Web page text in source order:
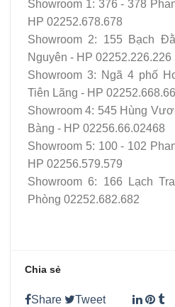
Showroom 1: 376 - 378
HP 02252.678.678
Showroom 2: 155 Bạch
Nguyên - HP 02252.226.226
Showroom 3: Ngã 4 phố
Tiên Lãng - HP
Showroom 4: 545 Hùng
Bàng - HP 02256.66.02468
Showroom 5: 100 - 102
HP 02256.579.579
Showroom 6: 166 Lạch
Phòng 02252.682.682
Chia sẻ
Share Tweet